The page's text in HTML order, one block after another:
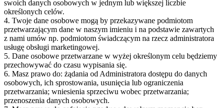
swoich danych osobowych w jednym lub większej liczbie
określonych celów.
4. Twoje dane osobowe mogą by przekazywane podmiotom
przetwarzającym dane w naszym imieniu i na podstawie zawartych
z nami umów np. podmiotom świadczącym na rzecz administratora
usługę obsługi marketingowej.
5. Dane osobowe przetwarzane w wyżej określonym celu będziemy
przechowywać do czasu wypisania się.
6. Masz prawo do: żądania od Administratora dostępu do danych
osobowych, ich sprostowania, usunięcia lub ograniczenia
przetwarzania; wniesienia sprzeciwu wobec przetwarzania;
przenoszenia danych osobowych.